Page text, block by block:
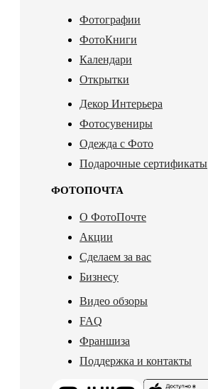
Фотографии
ФотоКниги
Календари
Открытки
Декор Интерьера
Фотосувениры
Одежда с Фото
Подарочные сертификаты
ФОТОПОЧТА
О ФотоПочте
Акции
Сделаем за вас
Бизнесу
Видео обзоры
FAQ
Франшиза
Поддержка и контакты